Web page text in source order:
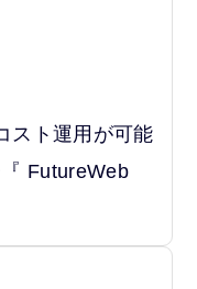
スト運用が可能
FutureWeb